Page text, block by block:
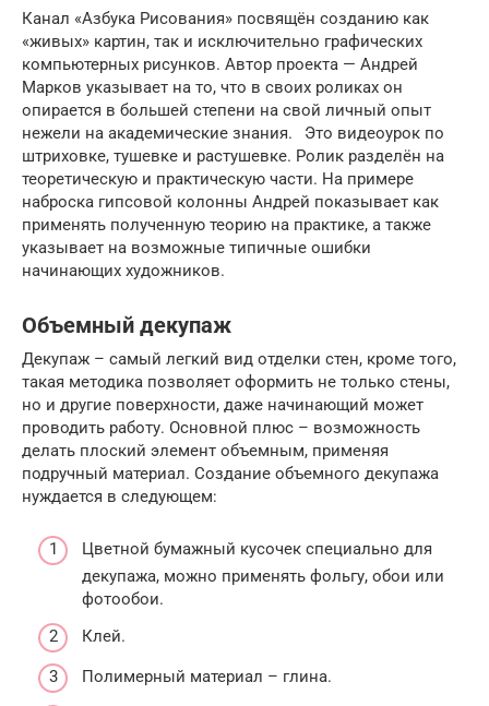
Канал «Азбука Рисования» посвящён созданию как
«живых» картин, так и исключительно графических
компьютерных рисунков. Автор проекта — Андрей
Марков указывает на то, что в своих роликах он
опирается в большей степени на свой личный опыт
нежели на академические знания.⠀Это видеоурок по
штриховке, тушевке и растушевке. Ролик разделён на
теоретическую и практическую части. На примере
наброска гипсовой колонны Андрей показывает как
применять полученную теорию на практике, а также
указывает на возможные типичные ошибки
начинающих художников.
Объемный декупаж
Декупаж – самый легкий вид отделки стен, кроме того,
такая методика позволяет оформить не только стены,
но и другие поверхности, даже начинающий может
проводить работу. Основной плюс – возможность
делать плоский элемент объемным, применяя
подручный материал. Создание объемного декупажа
нуждается в следующем:
Цветной бумажный кусочек специально для
декупажа, можно применять фольгу, обои или
фотообои.
Клей.
Полимерный материал – глина.